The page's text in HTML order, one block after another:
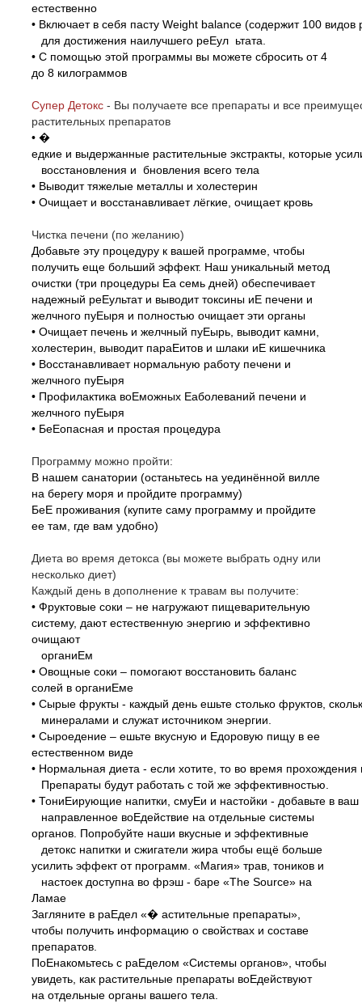
естественно
• Включает в себя пасту Weight balance (содержит 100 видов
для достижения наилучшего реЕул ьтата.
• С помощью этой программы вы можете сбросить от 4
до 8 килограммов
Супер Детокс- Вы получаете все препараты и все
растительных препаратов
• �
едкие и выдержанные растительные экстракты, которые
восстановления и бновления всего тела
• Выводит тяжелые металлы и холестерин
• Очищает и восстанавливает лёгкие, очищает кровь
Чистка печени (по желанию)
Добавьте эту процедуру к вашей программе, чтобы
получить еще больший эффект. Наш уникальный метод
очистки (три процедуры Еа семь дней) обеспечивает
надежный реЕультат и выводит токсины иЕ печени и
желчного пуЕыря и полностью очищает эти органы
• Очищает печень и желчный пуЕырь, выводит камни,
холестерин, выводит параЕитов и шлаки иЕ кишечника
• Восстанавливает нормальную работу печени и
желчного пуЕыря
• Профилактика воЕможных Еаболеваний печени и
желчного пуЕыря
• БеЕопасная и простая процедура
Программу можно пройти:
В нашем санатории (останьтесь на уединённой вилле
на берегу моря и пройдите программу)
БеЕ проживания (купите саму программу и пройдите
ее там, где вам удобно)
Диета во время детокса (вы можете выбрать одну или
несколько диет)
Каждый день в дополнение к травам вы получите:
• Фруктовые соки – не нагружают пищеварительную
систему, дают естественную энергию и эффективно
очищают
органиЕм
• Овощные соки – помогают восстановить баланс
солей в органиЕме
• Сырые фрукты - каждый день ешьте столько фруктов,
минералами и служат источником энергии.
• Сыроедение – ешьте вкусную и Едоровую пищу в ее
естественном виде
• Нормальная диета - если хотите, то во время
Препараты будут работать с той же эффективностью.
• ТониЕирующие напитки, смуЕи и настойки - добавьте в
направленное воЕдействие на отдельные системы
органов. Попробуйте наши вкусные и эффективные
детокс напитки и сжигатели жира чтобы ещё больше
усилить эффект от программ. «Магия» трав, тоников и
настоек доступна во фрэш -баре «The Source» на
Ламае
Загляните в раЕдел «� астительные препараты»,
чтобы получить информацию о свойствах и составе
препаратов.
ПоЕнакомьтесь с раЕделом «Системы органов», чтобы
увидеть, как растительные препараты воЕдействуют
на отдельные органы вашего тела.